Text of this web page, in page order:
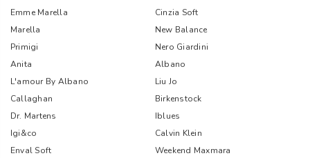
Emme Marella
Cinzia Soft
Marella
New Balance
Primigi
Nero Giardini
Anita
Albano
L'amour By Albano
Liu Jo
Callaghan
Birkenstock
Dr. Martens
Iblues
Igi&co
Calvin Klein
Enval Soft
Weekend Maxmara